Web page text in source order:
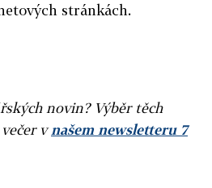
stránkách.
novin? Výběr těch
vnašem newsletteru 7